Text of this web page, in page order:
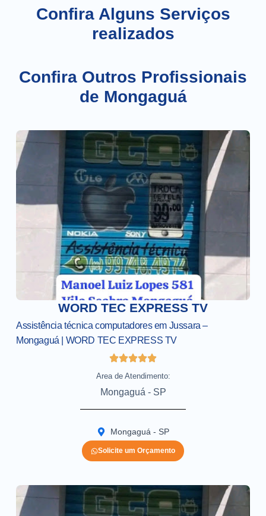
Confira Alguns Serviços
realizados
Confira Outros Profissionais
de Mongaguá
WORD TEC EXPRESS TV
Assistência técnica computadores em Jussara –
Mongaguá | WORD TEC EXPRESS TV
Area de Atendimento:
Mongaguá - SP
Mongaguá - SP
Solicite um Orçamento